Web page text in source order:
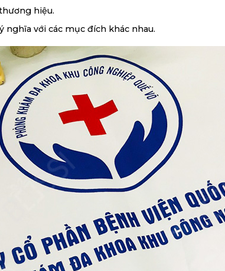
hiệu.
với các mục đích khác nhau.